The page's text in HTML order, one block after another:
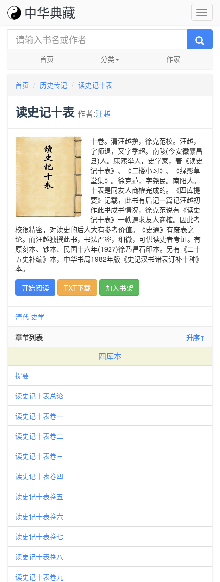
中华典藏
首页 分类 作家
首页 历史传记 读史记十表
读史记十表 作者:汪越
十卷。清汪越撰，徐克范校。汪越，
字师退，又字季超。南陵(今安徽繁昌
县)人。康熙举人，史学家，著《读史
记十表》、《二楼小习》、《绿影草
堂集》。徐克范，字尧民。南阳人。
十表是同友人商榷完成的。《四库提
要》记载，此书有后记一篇记汪越初
作此书成书情况，徐克范说有《读史
记十表》一帙遍求友人商榷。因此考
校很精密，对读史的后人大有参考价值。《史通》有废表之
论。而汪越独撰此书，书法严密，细微，可供读史者考证。有
原刻本、钞本、民国十六年(1927)徐乃昌石印本。另有《二十
五史补编》本，中华书局1982年版《史记汉书诸表订补十种》
本。
开始阅读
TXT下载 加入书架
清代 史学
章节列表 升序↑
四库本
提要
读史记十表总论
读史记十表卷一
读史记十表卷二
读史记十表卷三
读史记十表卷四
读史记十表卷五
读史记十表卷六
读史记十表卷七
读史记十表卷八
读史记十表卷九